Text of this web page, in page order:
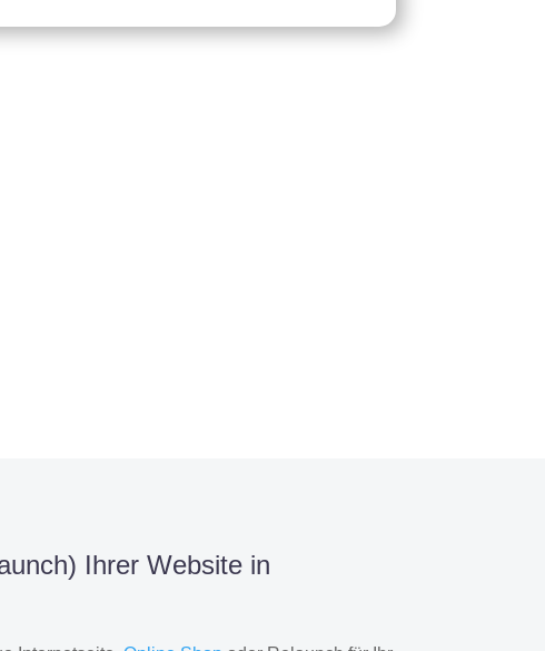
Ihrer Website in